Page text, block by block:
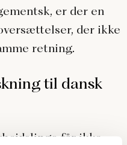
er der en
der ikke
retning.
til dansk
får ikke